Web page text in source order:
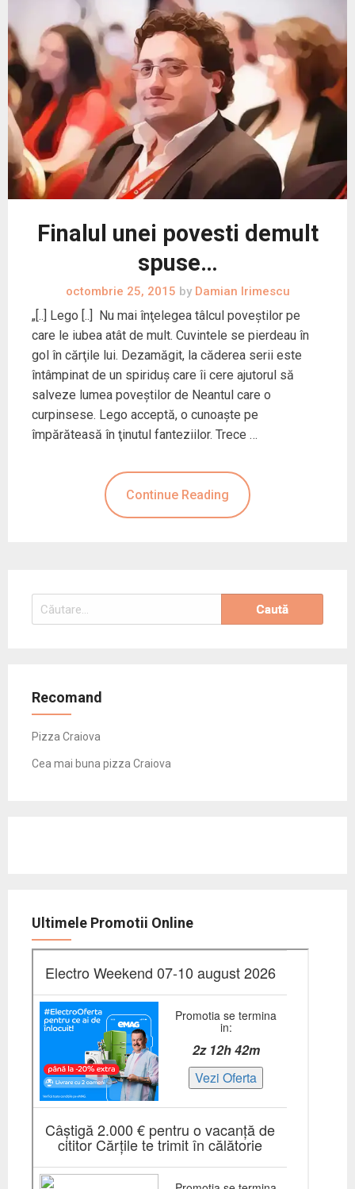
Finalul unei povesti demult
spuse…
octombrie 25, 2015 byDamian Irimescu
„[..] Lego [..] Nu mai înţelegea tâlcul poveştilor pe
care le iubea atât de mult. Cuvintele se pierdeau în
gol în cărţile lui. Dezamăgit, la căderea serii este
întâmpinat de un spiriduş care îi cere ajutorul să
salveze lumea poveştilor de Neantul care o
curpinsese. Lego acceptă, o cunoaşte pe
împărăteasă în ţinutul fanteziilor. Trece …
Continue Reading
Caută
după:
Recomand
Pizza Craiova
Cea mai buna pizza Craiova
Ultimele Promotii Online